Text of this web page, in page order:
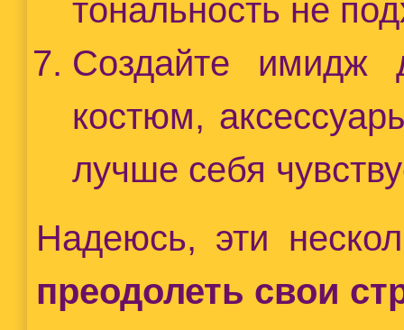
тональность не
Создайте имидж
костюм,
лучше себя
Надеюсь, эти
преодолеть свои